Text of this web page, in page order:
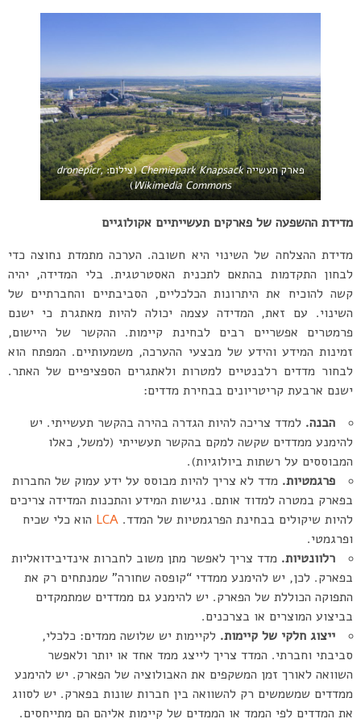
פארק תעשייהChemiepark Knapsack(צילום:dronepicr,
Wikimedia Commons
)
מדידת ההשפעה של פארקים תעשייתיים אקולוגיים
מדידת ההצלחה של השינוי היא חשובה. הערכה מתמדת נחוצה כדי
לבחון התקדמות בהתאם לתכנית האסטרטגית. בלי המדידה, יהיה
קשה להוכיח את היתרונות הכלכליים, הסביבתיים והחברתיים של
השינוי. עם זאת, המדידה עצמה יכולה להיות מאתגרת כי ישנם
פרמטרים אפשריים רבים לבחינת קיימות. ההקשר של היישום,
זמינות המידע והידע של מבצעי ההערכה, משמעותיים. המפתח הוא
לבחור מדדים רלבנטיים למטרות ולאתגרים הספציפיים של האתר.
ישנם ארבעת קריטריונים בבחירת מדדים:
הבנה. למדד צריכה להיות הגדרה בהירה בהקשר תעשייתי. יש
להימנע ממדדים שקשה למקם בהקשר תעשייתי (למשל, כאלו
המבוססים על רשתות ביולוגיות).
פרגמטיות. מדד לא צריך להיות מבוסס על ידע עמוק של החברות
בפארק במטרה למדוד אותם. נגישות המידע והתכנות המדידה צריכים
להיות שיקולים בבחינת הפרגמטיות של המדד. LCA הוא כלי שכיח
ופרגמטי.
רלוונטיות. מדד צריך לאפשר מתן משוב לחברות אינדיבידואליות
בפארק. לכן, יש להימנע ממדדי “קופסה שחורה” שמנתחים רק את
התפוקה הכוללת של הפארק. יש להימנע גם ממדדים שמתמקדים
בביצוע המוצרים או בצרכנים.
ייצוג חלקי של קיימות. לקיימות יש שלושה ממדים: כלכלי,
סביבתי וחברתי. המדד צריך לייצג ממד אחד או יותר ולאפשר
השוואה לאורך זמן המשקפים את האבולוציה של הפארק. יש להימנע
ממדדים שמשמשים רק להשוואה בין חברות שונות בפארק. יש לסווג
את המדדים לפי הממד או הממדים של קיימות אליהם הם מתייחסים.